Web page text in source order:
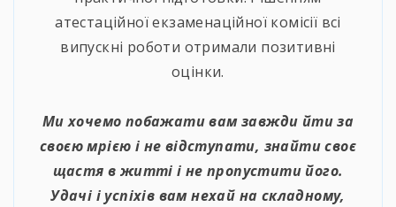
атестаційної екзаменаційної комісії всі
випускні роботи отримали позитивні
оцінки.
Ми хочемо побажати вам завжди йти за
своєю мрією і не відступати, знайти своє
щастя в житті і не пропустити його.
Удачі і успіхів вам нехай на складному,